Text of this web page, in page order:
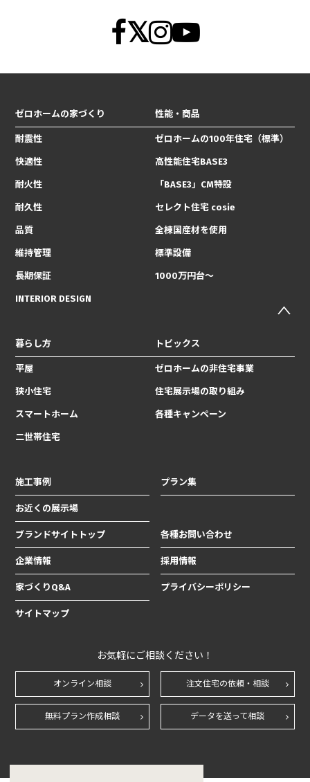
ゼロホームの家づくり
耐震性
快適性
耐火性
耐久性
品質
維持管理
長期保証
INTERIOR DESIGN
性能・商品
ゼロホームの100年住宅（標準）
高性能住宅BASE3
「BASE3」CM特設
セレクト住宅 cosie
全棟国産材を使用
標準設備
1000万円台〜
暮らし方
平屋
狭小住宅
スマートホーム
二世帯住宅
トピックス
ゼロホームの非住宅事業
住宅展示場の取り組み
各種キャンペーン
施工事例 プラン集
お近くの展示場
ブランドサイトトップ 各種お問い合わせ
企業情報 採用情報
家づくりQ&A プライバシーポリシー
サイトマップ
お気軽にご相談ください！
オンライン相談 注文住宅の依頼・相談
無料プラン作成相談 データを送って相談